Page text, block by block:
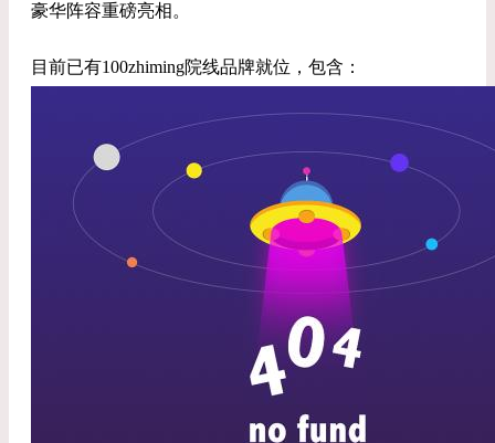
豪华阵容重磅亮相。
目前已有100zhiming院线品牌就位，包含：